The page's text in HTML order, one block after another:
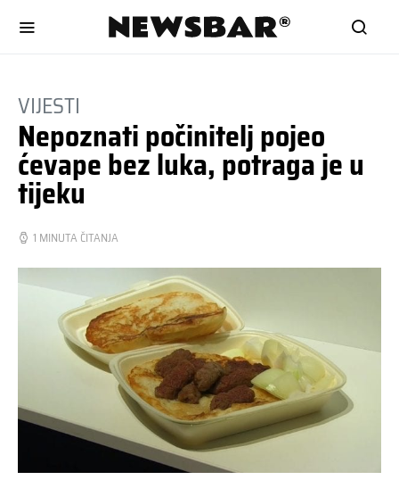
VIJESTI
Nepoznati počinitelj pojeo
ćevape bez luka, potraga je u
tijeku
1 MINUTA ČITANJA